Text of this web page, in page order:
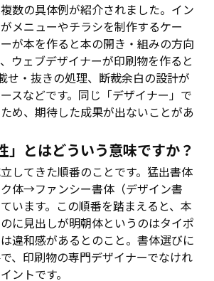
数の具体例が紹介されました。イン
メニューやチラシを制作するケー
が本を作ると本の開き・組みの方向
ウェブデザイナーが印刷物を作ると
せ・抜きの処理、断裁余白の設計が
スなどです。同じ「デザイナー」で
め、期待した成果が出ないことがあ
」とはどういう意味ですか？
してきた順番のことです。猛出書体
体→ファンシー書体（デザイン書
います。この順番を踏まえると、本
に見出しが明朝体というのはタイポ
違和感があるとのこと。書体選びに
、印刷物の専門デザイナーでなけれ
ントです。